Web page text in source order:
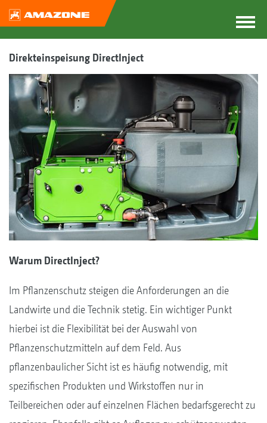
Direkteinspeisung DirectInject
Warum DirectInject?
Im Pflanzenschutz steigen die Anforderungen an die
Landwirte und die Technik stetig. Ein wichtiger Punkt
hierbei ist die Flexibilität bei der Auswahl von
Pflanzenschutzmitteln auf dem Feld. Aus
pflanzenbaulicher Sicht ist es häufig notwendig, mit
spezifischen Produkten und Wirkstoffen nur in
Teilbereichen oder auf einzelnen Flächen bedarfsgerecht zu